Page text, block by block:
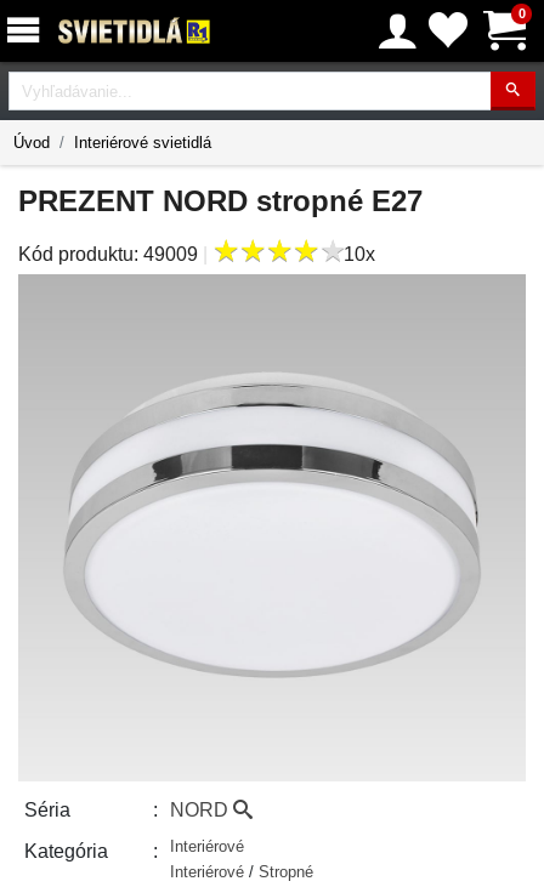
0
Vyhľadávanie
Úvod Interiérové svietidlá
PREZENT NORD stropné E27
Kód produktu: 49009 ★★★★★
★★★★★10x
Séria NORD
Kategória
Interiérové
Interiérové / Stropné